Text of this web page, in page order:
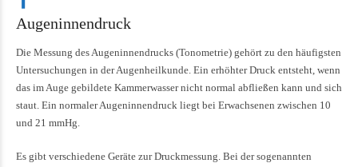
Augeninnendruck
Die Messung des Augeninnendrucks (Tonometrie) gehört zu den häufigsten
Untersuchungen in der Augenheilkunde. Ein erhöhter Druck entsteht, wenn
das im Auge gebildete Kammerwasser nicht normal abfließen kann und sich
staut. Ein normaler Augeninnendruck liegt bei Erwachsenen zwischen 10
und 21 mmHg.
Es gibt verschiedene Geräte zur Druckmessung. Bei der sogenannten